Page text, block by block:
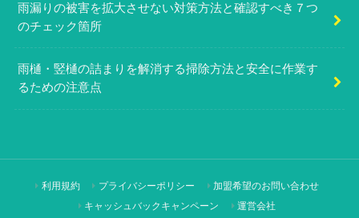
雨漏りの被害を拡大させない対策方法と確認すべき７つ
のチェック箇所
雨樋・竪樋の詰まりを解消する掃除方法と安全に作業す
るための注意点
利用規約 プライバシーポリシー 加盟希望のお問い合わせ
キャッシュバックキャンペーン 運営会社